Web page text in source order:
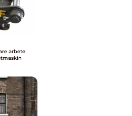
arbete